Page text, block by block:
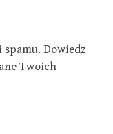
spamu. Dowiedz
Twoich